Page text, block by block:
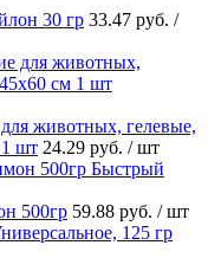
30 гр 33.47 руб. /
животных, гелевые,
шт 24.29 руб. / шт
Быстрый
500гр 59.88 руб. / шт